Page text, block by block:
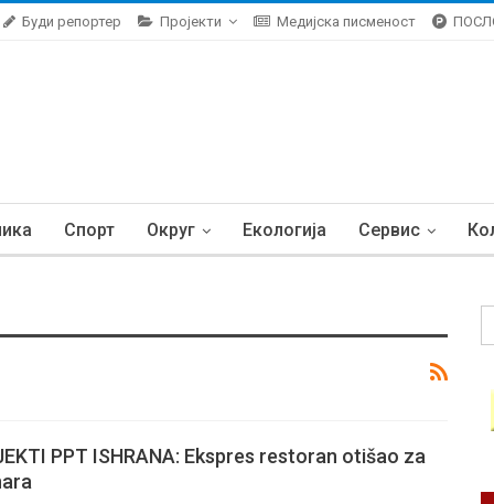
Буди репортер Пројекти Медијска писменост
Спорт Округ Екологија Сервис
PPT ISHRANA: Ekspres restoran otišao za